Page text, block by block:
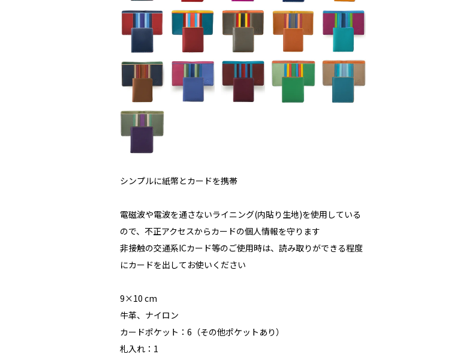
シンプルに紙幣とカードを携帯
電磁波や電波を通さないライニング(内貼り生地)を使用している
ので、不正アクセスからカードの個人情報を守ります
非接触の交通系ICカード等のご使用時は、読み取りができる程度
にカードを出してお使いください
9×10 cm
牛革、ナイロン
カードポケット：6（その他ポケットあり）
札入れ：1